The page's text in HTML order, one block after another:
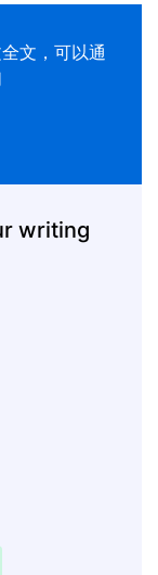
文，可以通
writing